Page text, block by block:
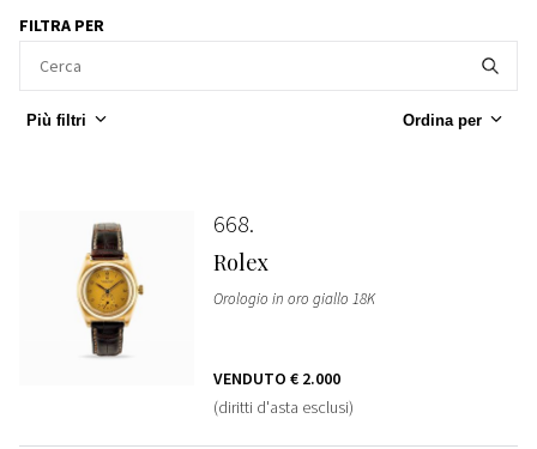
FILTRA PER
Più filtri Ordina per
668
Rolex
Orologio in oro giallo 18K
VENDUTO € 2.000
(diritti d'asta esclusi)